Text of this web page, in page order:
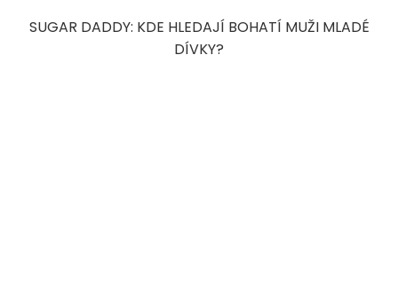
SUGAR DADDY: KDE HLEDAJÍ BOHATÍ MUŽI MLADÉ
DÍVKY?